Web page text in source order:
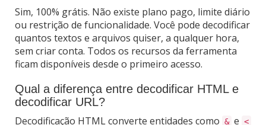
Sim, 100% grátis. Não existe plano pago, limite diário
ou restrição de funcionalidade. Você pode decodificar
quantos textos e arquivos quiser, a qualquer hora,
sem criar conta. Todos os recursos da ferramenta
ficam disponíveis desde o primeiro acesso.
Qual a diferença entre decodificar HTML e
decodificar URL?
Decodificação HTML converte entidades como & e <